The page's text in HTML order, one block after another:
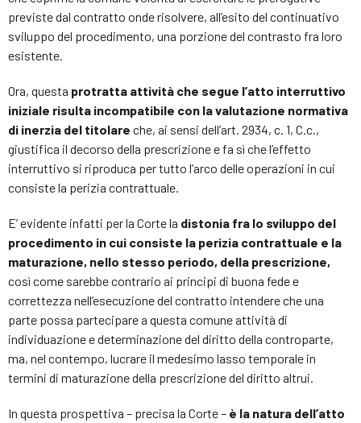
previste dal contratto onde risolvere, all’esito del continuativo
sviluppo del procedimento, una porzione del contrasto fra loro
esistente.
Ora, questa protratta attività che segue l’atto interruttivo
iniziale risulta incompatibile con la valutazione normativa
di inerzia del titolare che, ai sensi dell’art. 2934, c. 1, C.c.,
giustifica il decorso della prescrizione e fa sì che l’effetto
interruttivo si riproduca per tutto l’arco delle operazioni in cui
consiste la perizia contrattuale.
E’ evidente infatti per la Corte la distonia fra lo sviluppo del
procedimento in cui consiste la perizia contrattuale e la
maturazione, nello stesso periodo, della prescrizione,
così come sarebbe contrario ai principi di buona fede e
correttezza nell’esecuzione del contratto intendere che una
parte possa partecipare a questa comune attività di
individuazione e determinazione del diritto della controparte,
ma, nel contempo, lucrare il medesimo lasso temporale in
termini di maturazione della prescrizione del diritto altrui.
In questa prospettiva – precisa la Corte – è la natura dell’atto